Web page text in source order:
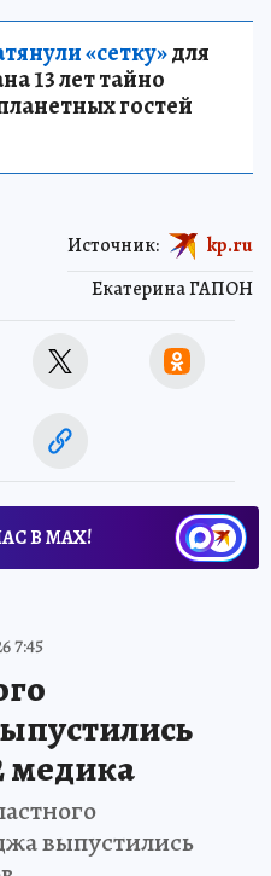
«сетку»для
13 лет тайно
гостей
Екатерина ГАПОН
Источник: kp.ru
В МАХ!
7:45
медика
выпустились